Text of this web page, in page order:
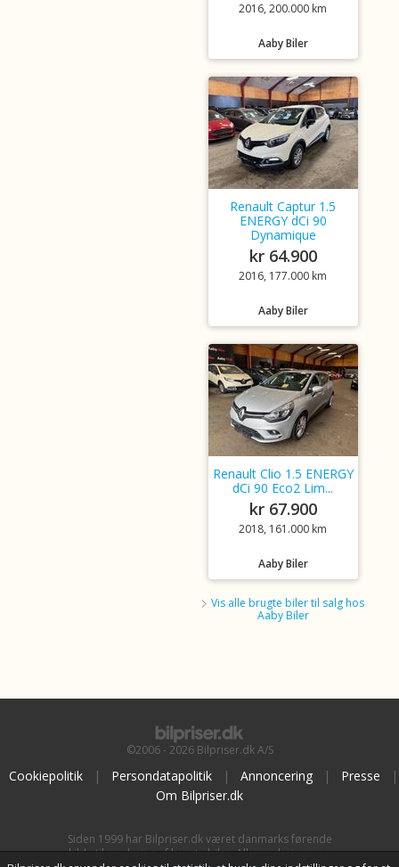
2016, 200.000 km
Aaby Biler
Renault Captur 1.5
ENERGY dCi 90
Dynamique
kr 64.900
2016, 177.000 km
Aaby Biler
Renault Clio 1.5 ENERGY
dCi 90 Eco2 Lim...
kr 67.900
2018, 161.000 km
Aaby Biler
Vis alle brugte biler til salg hos
Aaby Biler
©2006 - 2026 Bilpriser.dk A/S
Cookiepolitik | Persondatapolitik | Annoncering | Presse
|
Om Bilpriser.dk
Siden 1999 har Bilpriser.dk været danmarks førende
kilde til vurdering af brugte biler. Alle vurderinger er